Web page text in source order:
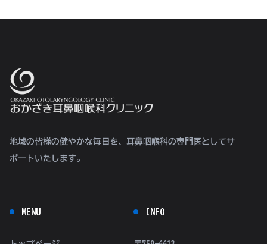
地域の皆様の健やかな毎日を、耳鼻咽喉科の専門医としてサ
ポートいたします。
MENU INFO